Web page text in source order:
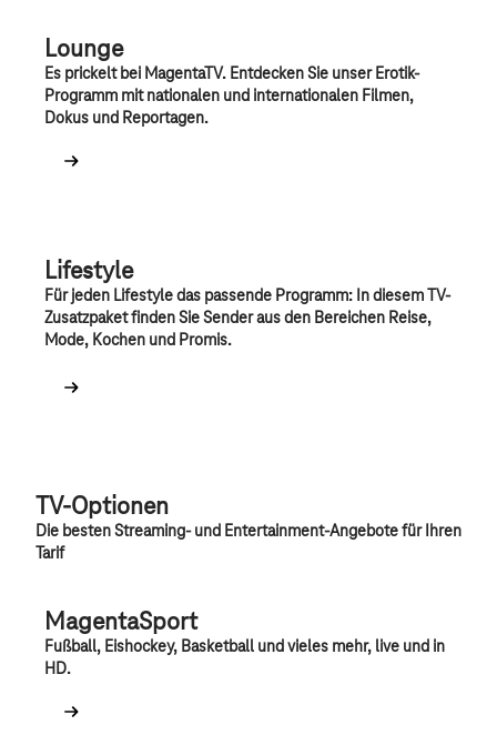
Lounge
Es prickelt bei MagentaTV. Entdecken Sie unser Erotik-
Programm mit nationalen und internationalen Filmen,
Dokus und Reportagen.
Lifestyle
Für jeden Lifestyle das passende Programm: In diesem TV-
Zusatzpaket finden Sie Sender aus den Bereichen Reise,
Mode, Kochen und Promis.
TV-Optionen
Die besten Streaming- und Entertainment-Angebote für Ihren
Tarif
MagentaSport
Fußball, Eishockey, Basketball und vieles mehr, live und in
HD.